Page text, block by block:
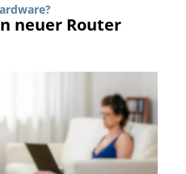
neuer Router